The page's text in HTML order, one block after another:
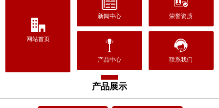
网站首页
新闻中心 荣誉资质
产品中心 联系我们
产品展示